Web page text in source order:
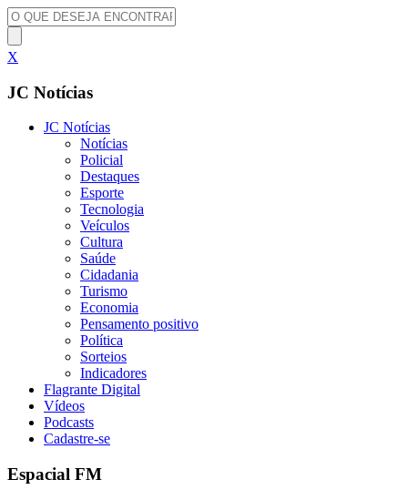
X
JC Notícias
JC Notícias
Notícias
Policial
Destaques
Esporte
Tecnologia
Veículos
Cultura
Saúde
Cidadania
Turismo
Economia
Pensamento positivo
Política
Sorteios
Indicadores
Flagrante Digital
Vídeos
Podcasts
Cadastre-se
Espacial FM